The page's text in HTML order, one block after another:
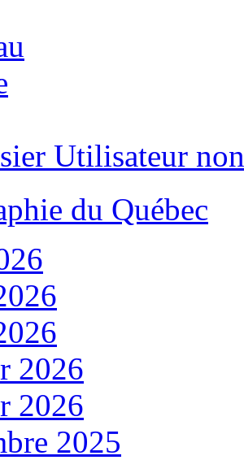
Utilisateur
du Québec
2026
2026
2025